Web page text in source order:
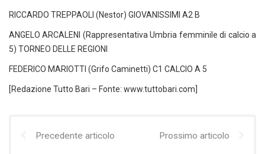
RICCARDO TREPPAOLI (Nestor) GIOVANISSIMI A2 B
ANGELO ARCALENI (Rappresentativa Umbria femminile di calcio a
5) TORNEO DELLE REGIONI
FEDERICO MARIOTTI (Grifo Caminetti) C1 CALCIO A 5
[Redazione Tutto Bari – Fonte: www.tuttobari.com]
Precedente articolo Prossimo articolo